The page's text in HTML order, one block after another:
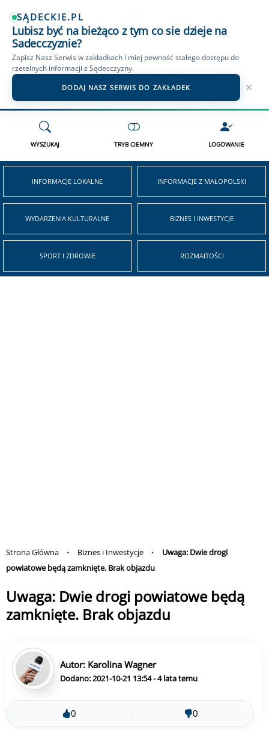
SĄDECKIE.PL
Lubisz być na bieżąco z tym co sie dzieje na
Sadecczyznie?
Zapisz Nasz Serwis w zakładkach i miej pewność stałego dostępu do
rzetelnych informacji z Sądecczyzny.
DODAJ NASZ SERWIS DO ZAKŁADEK ×
OGŁOSZENIA NOWY SĄCZ SĄDECKIE TV WIADOMOŚCI PODHALE
WYSZUKAJ TRYB CIEMNY LOGOWANIE
INFORMACJE LOKALNE INFORMACJE Z MAŁOPOLSKI
WYDARZENIA KULTURALNE BIZNES I INWESTYCJE
SPORT I ZDROWIE ROZMAITOŚCI
Strona Główna Biznes i Inwestycje
Uwaga: Dwie drogi
powiatowe będą zamknięte. Brak objazdu
Uwaga: Dwie drogi powiatowe będą
zamknięte. Brak objazdu
Autor: Karolina Wagner
Dodano: 2021-10-21 13:54 - 4 lata temu
0 0